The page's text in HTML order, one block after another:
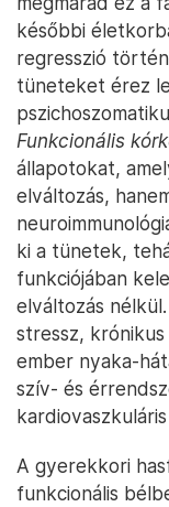
későbbi
regresszió
tüneteket érez
Funkcionális
állapotokat,
elváltozás,
ki a tünetek,
funkciójában
elváltozás
stressz, krónikus
ember nyaka-
szív- és
A gyerekkori
funkcionális